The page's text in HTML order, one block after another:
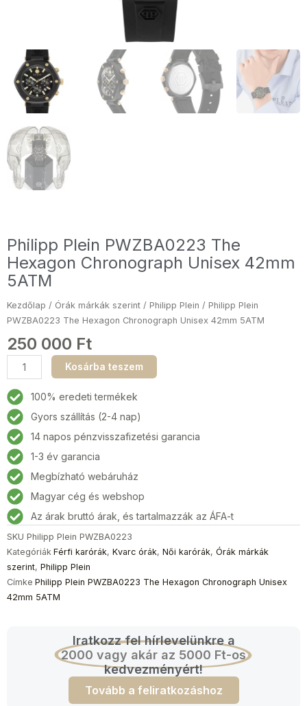
Philipp Plein PWZBA0223 The
Hexagon Chronograph Unisex 42mm
5ATM
Kezdőlap / Órák márkák szerint / Philipp Plein / Philipp Plein
PWZBA0223 The Hexagon Chronograph Unisex 42mm 5ATM
250 000 Ft
Philipp
Plein
PWZBA0223
The
Hexagon
Chronograph
Unisex
42mm
5ATM
mennyiség
Kosárba teszem
100% eredeti termékek
Gyors szállítás (2-4 nap)
14 napos pénzvisszafizetési garancia
1-3 év garancia
Megbízható webáruház
Magyar cég és webshop
Az árak bruttó árak, és tartalmazzák az ÁFA-t
SKU Philipp Plein PWZBA0223
Kategóriák Férfi karórák, Kvarc órák, Női karórák, Órák márkák
szerint, Philipp Plein
Címke Philipp Plein PWZBA0223 The Hexagon Chronograph Unisex
42mm 5ATM
Iratkozz fel hírlevelünkre a
2000 vagy akár az 5000 Ft-os
kedvezményért!
Tovább a feliratkozáshoz